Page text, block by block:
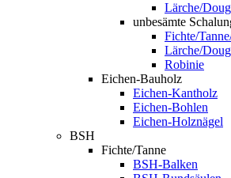
Lärche/
unbesämte
Fichte/
Lärche/
Robinie
Eichen-Bauholz
Eichen-Kantholz
Eichen-Bohlen
Eichen-Holznägel
BSH
Fichte/Tanne
BSH-Balken